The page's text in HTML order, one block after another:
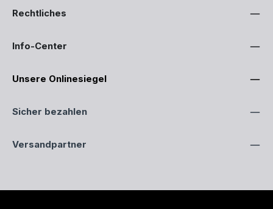
Rechtliches
Info-Center
Unsere Onlinesiegel
Sicher bezahlen
Versandpartner